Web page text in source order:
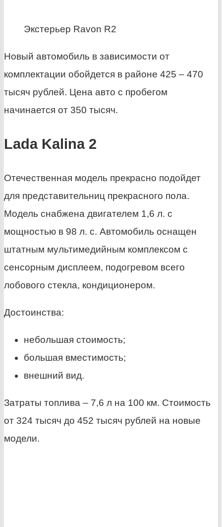
Экстерьер Ravon R2
Новый автомобиль в зависимости от
комплектации обойдется в районе 425 – 470
тысяч рублей. Цена авто с пробегом
начинается от 350 тысяч.
Lada Kalina 2
Отечественная модель прекрасно подойдет
для представительниц прекрасного пола.
Модель снабжена двигателем 1,6 л. с
мощностью в 98 л. с. Автомобиль оснащен
штатным мультимедийным комплексом с
сенсорным дисплеем, подогревом всего
лобового стекла, кондиционером.
Достоинства:
небольшая стоимость;
большая вместимость;
внешний вид.
Затраты топлива – 7,6 л на 100 км. Стоимость
от 324 тысяч до 452 тысяч рублей на новые
модели.